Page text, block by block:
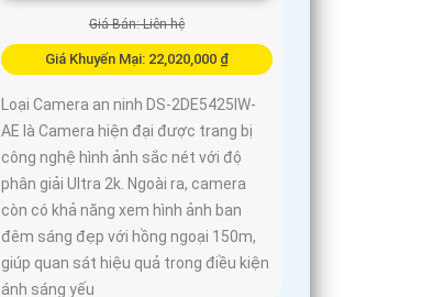
Giá Bán: Liên hệ
Giá Khuyến Mại: 22,020,000 ₫
Loại Camera an ninh DS-2DE5425IW-
AE là Camera hiện đại được trang bị
công nghệ hình ảnh sắc nét với độ
phân giải Ultra 2k. Ngoài ra, camera
còn có khả năng xem hình ảnh ban
đêm sáng đẹp với hồng ngoại 150m,
giúp quan sát hiệu quả trong điều kiện
ánh sáng yếu